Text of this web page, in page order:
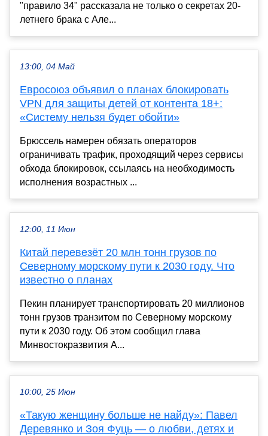
"правило 34" рассказала не только о секретах 20-
летнего брака с Але...
13:00, 04 Май
Евросоюз объявил о планах блокировать
VPN для защиты детей от контента 18+:
«Систему нельзя будет обойти»
Брюссель намерен обязать операторов
ограничивать трафик, проходящий через сервисы
обхода блокировок, ссылаясь на необходимость
исполнения возрастных ...
12:00, 11 Июн
Китай перевезёт 20 млн тонн грузов по
Северному морскому пути к 2030 году. Что
известно о планах
Пекин планирует транспортировать 20 миллионов
тонн грузов транзитом по Северному морскому
пути к 2030 году. Об этом сообщил глава
Минвостокразвития А...
10:00, 25 Июн
«Такую женщину больше не найду»: Павел
Деревянко и Зоя Фуць — о любви, детях и